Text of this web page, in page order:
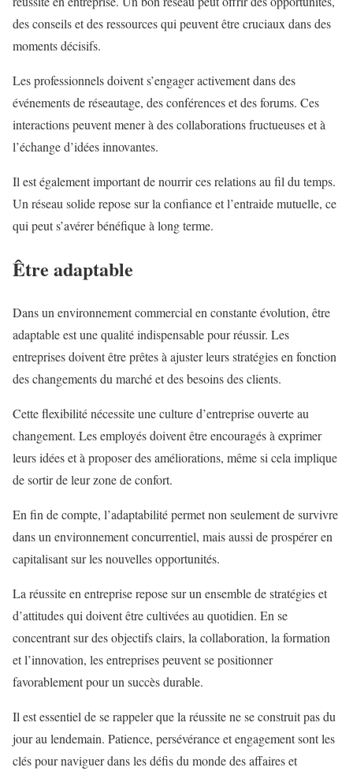
des conseils et des ressources qui peuvent être cruciaux dans des
moments décisifs.
Les professionnels doivent s’engager activement dans des
événements de réseautage, des conférences et des forums. Ces
interactions peuvent mener à des collaborations fructueuses et à
l’échange d’idées innovantes.
Il est également important de nourrir ces relations au fil du temps.
Un réseau solide repose sur la confiance et l’entraide mutuelle, ce
qui peut s’avérer bénéfique à long terme.
Être adaptable
Dans un environnement commercial en constante évolution, être
adaptable est une qualité indispensable pour réussir. Les
entreprises doivent être prêtes à ajuster leurs stratégies en fonction
des changements du marché et des besoins des clients.
Cette flexibilité nécessite une culture d’entreprise ouverte au
changement. Les employés doivent être encouragés à exprimer
leurs idées et à proposer des améliorations, même si cela implique
de sortir de leur zone de confort.
En fin de compte, l’adaptabilité permet non seulement de survivre
dans un environnement concurrentiel, mais aussi de prospérer en
capitalisant sur les nouvelles opportunités.
La réussite en entreprise repose sur un ensemble de stratégies et
d’attitudes qui doivent être cultivées au quotidien. En se
concentrant sur des objectifs clairs, la collaboration, la formation
et l’innovation, les entreprises peuvent se positionner
favorablement pour un succès durable.
Il est essentiel de se rappeler que la réussite ne se construit pas du
jour au lendemain. Patience, persévérance et engagement sont les
clés pour naviguer dans les défis du monde des affaires et